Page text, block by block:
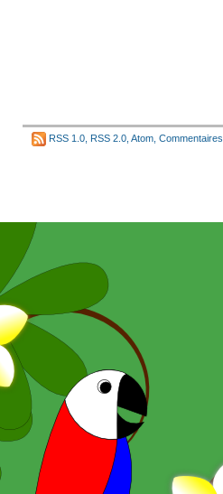
RSS 1.0 RSS 2.0 Atom Commentaires